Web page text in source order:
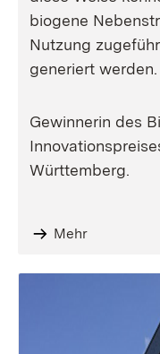
biogene
Nutzung
generiert werden.
Gewinnerin des
Württemberg.
Mehr